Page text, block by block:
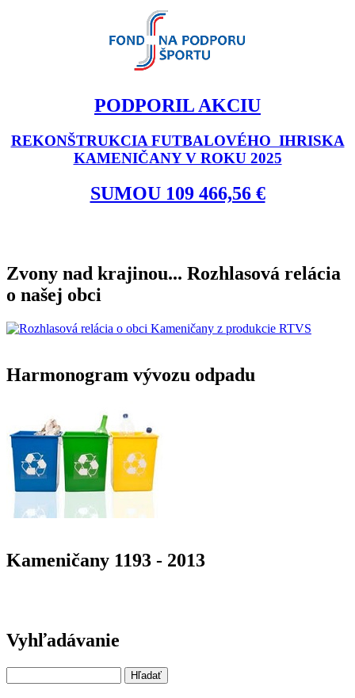
PODPORIL AKCIU
REKONŠTRUKCIA FUTBALOVÉHO IHRISKA
KAMENIČANY V ROKU 2025
SUMOU 109 466,56 €
Zvony nad krajinou... Rozhlasová relácia
o našej obci
Harmonogram vývozu odpadu
Kameničany 1193 - 2013
Vyhľadávanie